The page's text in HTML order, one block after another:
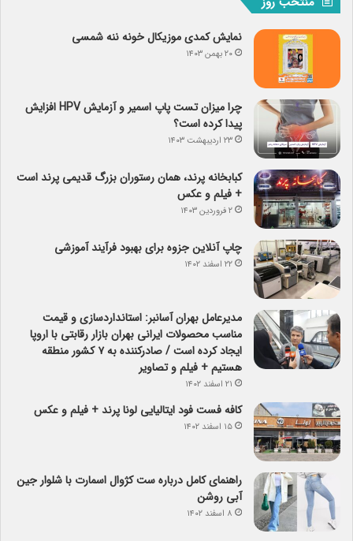
نمایش کمدی موزیکال خونه ننه شمسی
۲۰ بهمن ۱۴۰۳
چرا میزان تست پاپ اسمیر و آزمایش HPV افزایش
پیدا کرده است؟
۲۳ اردیبهشت ۱۴۰۳
کبابخانه پرند، همان رستوران بزرگ قدیمی پرند است
+ فیلم و عکس
۲ فروردین ۱۴۰۳
چاپ آنلاین جزوه برای بهبود فرآیند آموزشی
۲۲ اسفند ۱۴۰۲
مدیرعامل بهران آسانبر: استانداردسازی و قیمت
مناسب محصولات ایرانی بهران بازار رقابتی با اروپا
ایجاد کرده است / صادرکننده به ۷ کشور منطقه
هستیم + فیلم و تصاویر
۲۱ اسفند ۱۴۰۲
کافه فست فود ایتالیایی لونا پرند + فیلم و عکس
۱۵ اسفند ۱۴۰۲
راهنمای کامل درباره ست کژوال اسمارت با شلوار جین
آبی روشن
۸ اسفند ۱۴۰۲